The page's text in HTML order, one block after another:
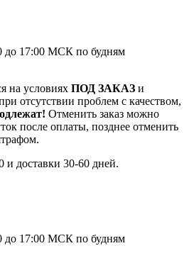
до 17:00 МСК по будням
на условиях ПОД ЗАКАЗ и
отсутствии проблем с качеством,
Отменить заказ можно
после оплаты, позднее отменить
и доставки 30-60 дней.
до 17:00 МСК по будням